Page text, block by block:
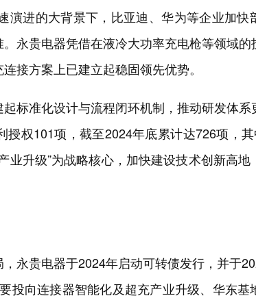
演进的大背景下，比亚迪、华为等企业加快
永贵电器凭借在液冷大功率充电枪等领域
接方案上已建立起稳固领先优势。
标准化设计与流程闭环机制，推动研发体系
权101项，截至2024年底累计达726项，
业升级”为战略核心，加快建设技术创新高
永贵电器于2024年启动可转债发行，并于
投向连接器智能化及超充产业升级、华东基